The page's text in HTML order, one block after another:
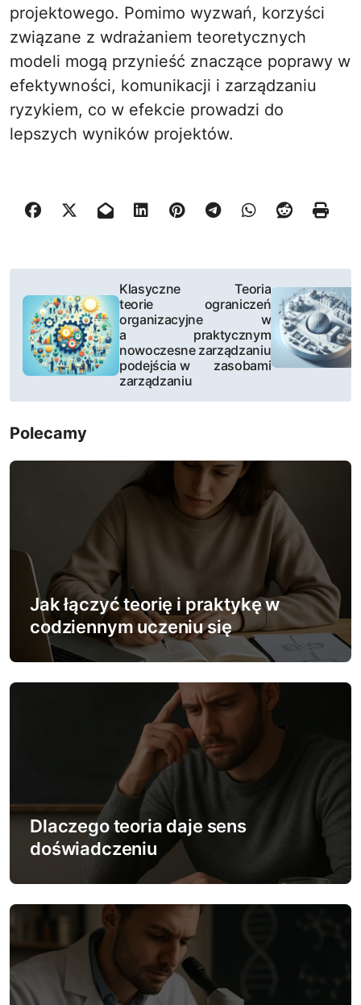
projektowego. Pomimo wyzwań, korzyści
związane z wdrażaniem teoretycznych
modeli mogą przynieść znaczące poprawy w
efektywności, komunikacji i zarządzaniu
ryzykiem, co w efekcie prowadzi do
lepszych wyników projektów.
w
a
i
s
Klasyczne
teorie
organizacyjne
a
nowoczesne
podejścia w
zarządzaniu
Teoria
ograniczeń
w
praktycznym
zarządzaniu
zasobami
Polecamy
Jak łączyć teorię i praktykę w
codziennym uczeniu się
Dlaczego teoria daje sens
doświadczeniu